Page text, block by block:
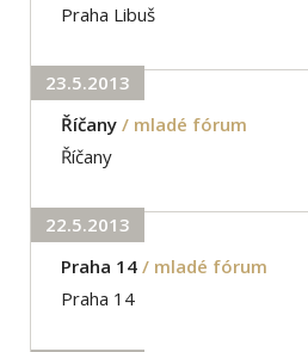
Praha Libuš
23.5.2013
Říčany / mladé fórum
Říčany
22.5.2013
Praha 14 / mladé fórum
Praha 14